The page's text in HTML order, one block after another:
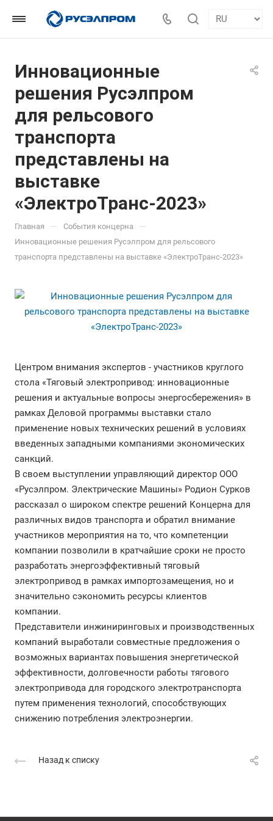
Инновационные
решения Русэлпром
для рельсового
транспорта
представлены на
выставке
«ЭлектроТранс-2023»
Главная — События концерна —
Инновационные решения Русэлпром для рельсового
транспорта представлены на выставке «ЭлектроТранс-2023»
Центром внимания экспертов - участников круглого
стола «Тяговый электропривод: инновационные
решения и актуальные вопросы энергосбережения» в
рамках Деловой программы выставки стало
применение новых технических решений в условиях
введенных западными компаниями экономических
санкций.
В своем выступлении управляющий директор ООО
«Русэлпром. Электрические Машины» Родион Сурков
рассказал о широком спектре решений Концерна для
различных видов транспорта и обратил внимание
участников мероприятия на то, что компетенции
компании позволили в кратчайшие сроки не просто
разработать энергоэффективный тяговый
электропривод в рамках импортозамещения, но и
значительно сэкономить ресурсы клиентов
компании.
Представители инжиниринговых и производственных
компаний выработали совместные предложения о
возможных вариантах повышения энергетической
эффективности, долговечности работы тягового
электропривода для городского электротранспорта
путем применения технологий, способствующих
снижению потребления электроэнергии.
Назад к списку